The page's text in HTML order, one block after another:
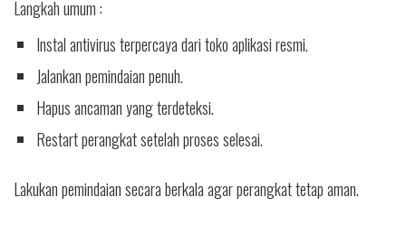
Langkah umum :
Instal antivirus terpercaya dari toko aplikasi resmi.
Jalankan pemindaian penuh.
Hapus ancaman yang terdeteksi.
Restart perangkat setelah proses selesai.
Lakukan pemindaian secara berkala agar perangkat tetap aman.